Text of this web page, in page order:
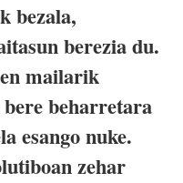
bezala,
berezia du.
mailarik
beharretara
esango nuke.
zehar